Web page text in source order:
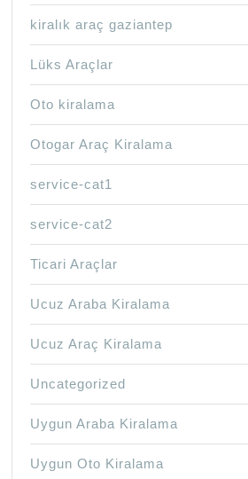
kiralık araç gaziantep
Lüks Araçlar
Oto kiralama
Otogar Araç Kiralama
service-cat1
service-cat2
Ticari Araçlar
Ucuz Araba Kiralama
Ucuz Araç Kiralama
Uncategorized
Uygun Araba Kiralama
Uygun Oto Kiralama